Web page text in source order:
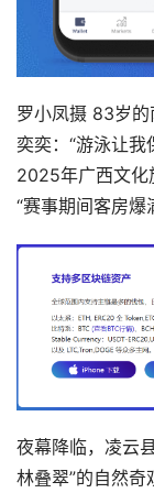
罗小凤摄 83岁
奕奕：“游泳让
2025年广西文化
“赛事期间客房爆
夜幕降临，凌云
林叠翠”的自然